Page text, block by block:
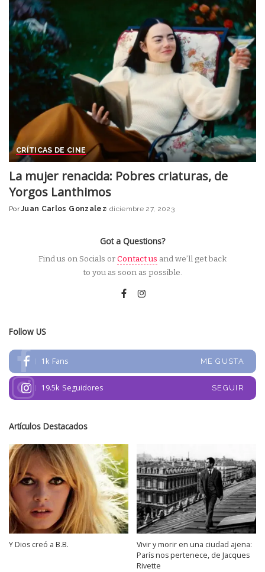
CRÍTICAS DE CINE
La mujer renacida: Pobres criaturas, de
Yorgos Lanthimos
Posted
Por Juan Carlos Gonzalez diciembre 27, 2023
Got a Questions?
Find us on Socials orContact us and we’ll get back
to you as soon as possible.
Follow US
1k Fans ME GUSTA
19.5k Seguidores SEGUIR
Artículos Destacados
Y Dios creó a B.B.
Vivir y morir en una ciudad ajena:
París nos pertenece, de Jacques
Rivette